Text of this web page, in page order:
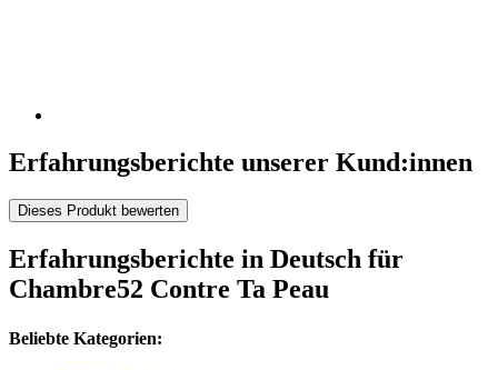
Erfahrungsberichte unserer Kund:innen
Dieses Produkt bewerten
Erfahrungsberichte in Deutsch für
Chambre52 Contre Ta Peau
Beliebte Kategorien: